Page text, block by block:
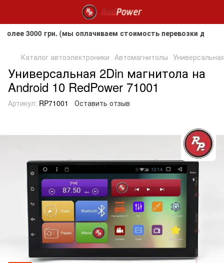
грн. (мы оплачиваем стоимость перевозки до
Каталог автоэлектроники Автомагнитолы
Универсальная 2Din магнитола на
Android 10 RedPower 71001
Артикул: RP71001 Оставить отзыв